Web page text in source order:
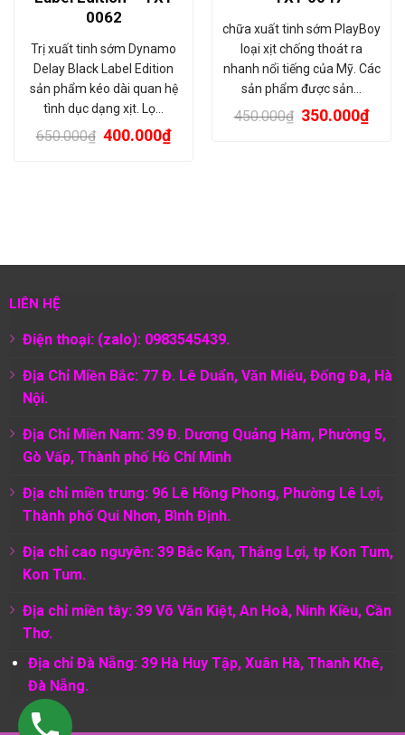
0062
Trị xuất tinh sớm Dynamo
Delay Black Label Edition
sản phẩm kéo dài quan hệ
tình dục dạng xịt. Lọ…
650.000₫ 400.000₫
chữa xuất tinh sớm PlayBoy
loại xịt chống thoát ra
nhanh nổi tiếng của Mỹ. Các
sản phẩm được sản…
450.000₫ 350.000₫
LIÊN HỆ
Điện thoại: (zalo): 0983545439.
Địa Chỉ Miền Bắc: 77 Đ. Lê Duẩn, Văn Miếu, Đống Đa, Hà
Nội.
Địa Chỉ Miền Nam: 39 Đ. Dương Quảng Hàm, Phường 5,
Gò Vấp, Thành phố Hồ Chí Minh
Địa chỉ miền trung: 96 Lê Hồng Phong, Phường Lê Lợi,
Thành phố Qui Nhơn, Bình Định.
Địa chỉ cao nguyên: 39 Bắc Kạn, Thắng Lợi, tp Kon Tum,
Kon Tum.
Địa chỉ miền tây: 39 Võ Văn Kiệt, An Hoà, Ninh Kiều, Cần
Thơ.
Địa chỉ Đà Nẵng: 39 Hà Huy Tập, Xuân Hà, Thanh Khê,
Đà Nẵng.